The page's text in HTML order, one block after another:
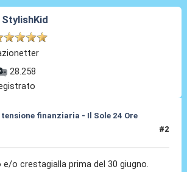
StylishKid
28.258
tensione finanziaria - Il Sole 24 Ore
#2
e/o crestagialla prima del 30 giugno.